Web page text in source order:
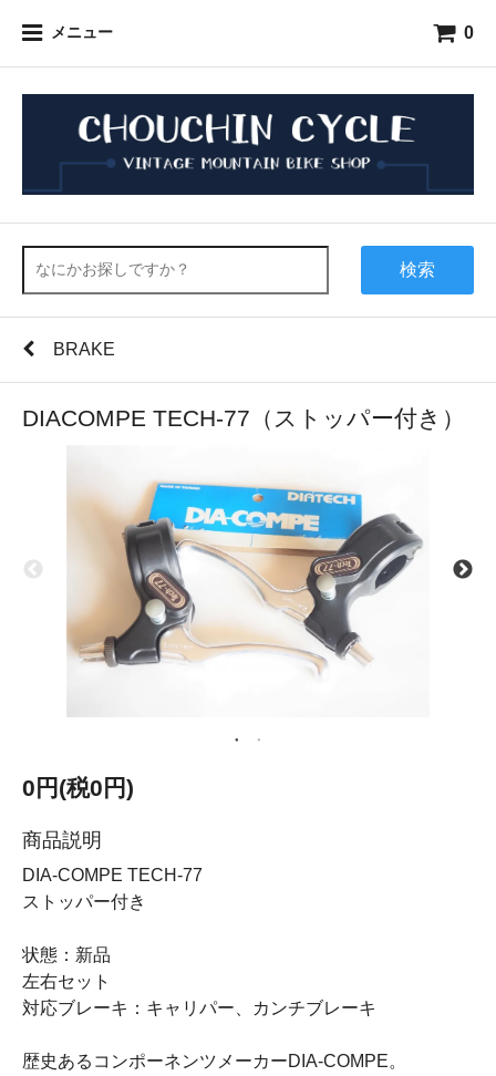
メニュー 0
検索
BRAKE
DIACOMPE TECH-77（ストッパー付き）
0円(税0円)
商品説明
DIA-COMPE TECH-77
ストッパー付き
状態：新品
左右セット
対応ブレーキ：キャリパー、カンチブレーキ
歴史あるコンポーネンツメーカーDIA-COMPE。